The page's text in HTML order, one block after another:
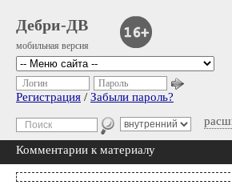
Дебри-ДВ
мобильная версия
Логин Пароль
Регистрация / Забыли пароль?
Комментарии к материалу